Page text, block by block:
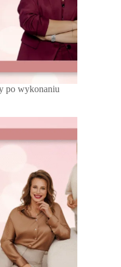
po wykonaniu